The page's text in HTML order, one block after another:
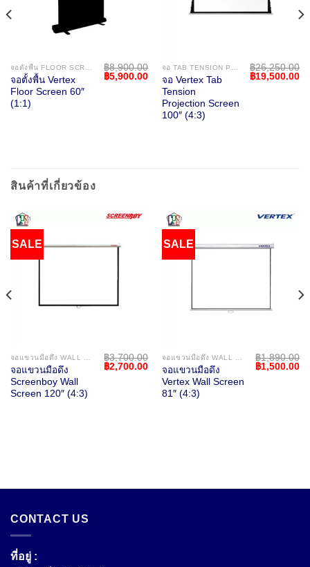
จอตั้งพื้น Vertex
Floor Screen 60″
(1:1)
฿8,900.00
Original
฿5,900.00Current
price
฿5,900.00.
จอ Vertex Tab
Tension
Projection Screen
100″ (4:3)
฿26,250.00
Original
฿19,500.00
สินค้าที่เกี่ยวข้อง
SALE
จอแขวนมือดึง
Screenboy Wall
Screen 120″ (4:3)
฿3,700.00
Original
฿2,700.00Current
price
฿2,700.00.
SALE
จอแขวนมือดึง
Vertex Wall Screen
81″ (4:3)
฿1,890.00
Original
฿1,500.00
CONTACT US
ที่อยู่ :